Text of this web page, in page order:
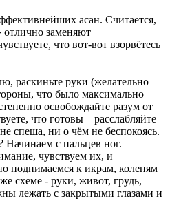
асан. Считается,
отлично заменяют
что вот-вот взорвётесь
раскиньте руки (желательно
что было максимально
освобождайте разум от
что готовы – расслабляйте
спеша, ни о чём не беспокоясь.
Начинаем с пальцев ног.
чувствуем их, и
поднимаемся к икрам, коленям
схеме - руки, живот, грудь,
лежать с закрытыми глазами и